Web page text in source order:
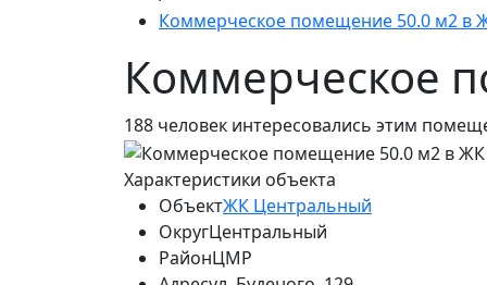
Коммерческое помещение 50.0 м2 в
Коммерческое
188 человек интересовались этим
Характеристики объекта
ОбъектЖК Центральный
ОкругЦентральный
РайонЦМР